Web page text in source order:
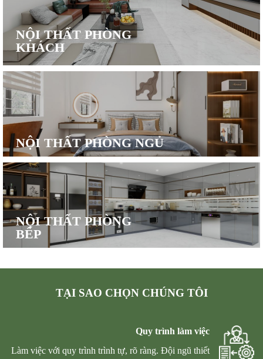
NỘI THẤT PHÒNG
KHÁCH
NỘI THẤT PHÒNG NGỦ
NỘI THẤT PHÒNG
BẾP
TẠI SAO CHỌN CHÚNG TÔI
Quy trình làm việc
Làm việc với quy trình trình tự, rõ ràng. Đội ngũ thiết